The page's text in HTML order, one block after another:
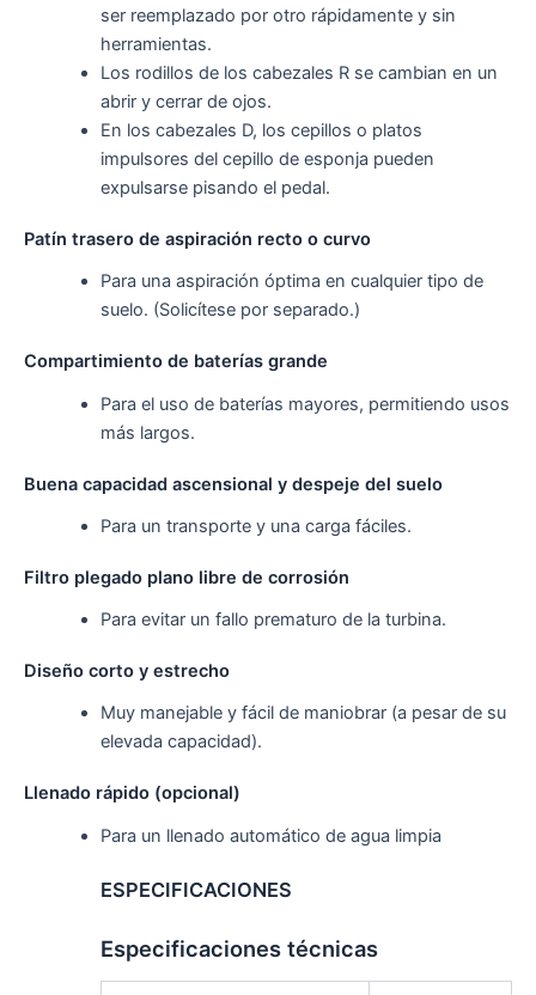
ser reemplazado por otro rápidamente y sin
herramientas.
Los rodillos de los cabezales R se cambian en un
abrir y cerrar de ojos.
En los cabezales D, los cepillos o platos
impulsores del cepillo de esponja pueden
expulsarse pisando el pedal.
Patín trasero de aspiración recto o curvo
Para una aspiración óptima en cualquier tipo de
suelo. (Solicítese por separado.)
Compartimiento de baterías grande
Para el uso de baterías mayores, permitiendo usos
más largos.
Buena capacidad ascensional y despeje del suelo
Para un transporte y una carga fáciles.
Filtro plegado plano libre de corrosión
Para evitar un fallo prematuro de la turbina.
Diseño corto y estrecho
Muy manejable y fácil de maniobrar (a pesar de su
elevada capacidad).
Llenado rápido (opcional)
Para un llenado automático de agua limpia
ESPECIFICACIONES
Especificaciones técnicas